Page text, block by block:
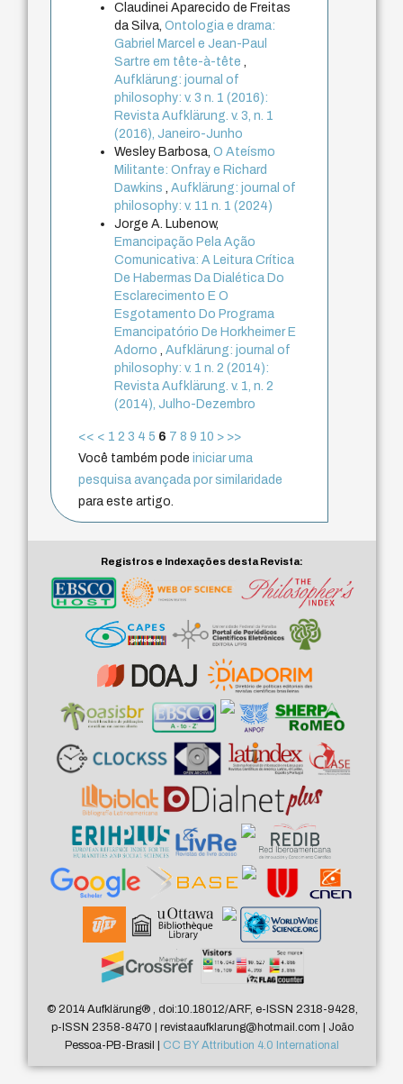
Claudinei Aparecido de Freitas
da Silva,Ontologia e drama:
Gabriel Marcel e Jean-Paul
Sartre em tête-à-tête,
Aufklärung: journal of
philosophy: v. 3 n. 1 (2016):
Revista Aufklärung. v. 3, n. 1
(2016), Janeiro-Junho
Wesley Barbosa,O Ateísmo
Militante: Onfray e Richard
Dawkins,Aufklärung: journal of
philosophy: v. 11 n. 1 (2024)
Jorge A. Lubenow,
Emancipação Pela Ação
Comunicativa: A Leitura Crítica
De Habermas Da Dialética Do
Esclarecimento E O
Esgotamento Do Programa
Emancipatório De Horkheimer E
Adorno,Aufklärung: journal of
philosophy: v. 1 n. 2 (2014):
Revista Aufklärung. v. 1, n. 2
(2014), Julho-Dezembro
<< < 1 2 3 4 5 6 7 8 9 10 > >>
Você também podeiniciar uma
pesquisa avançada por similaridade
para este artigo.
Registros e Indexações desta Revista:
© 2014 Aufklärung®, doi:10.18012/ARF, e-ISSN 2318-9428,
p-ISSN 2358-8470 | revistaaufklarung@hotmail.com | João
Pessoa-PB-Brasil | CC BY Attribution 4.0 International